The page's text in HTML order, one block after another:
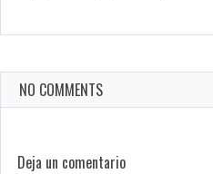
NO COMMENTS
Deja un comentario